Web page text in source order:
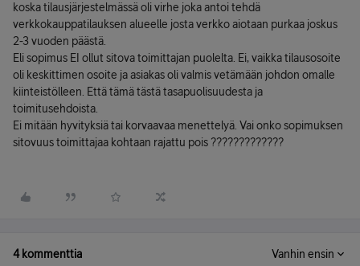
koska tilausjärjestelmässä oli virhe joka antoi tehdä
verkkokauppatilauksen alueelle josta verkko aiotaan purkaa joskus
2-3 vuoden päästä.
Eli sopimus EI ollut sitova toimittajan puolelta. Ei, vaikka tilausosoite
oli keskittimen osoite ja asiakas oli valmis vetämään johdon omalle
kiinteistölleen. Että tämä tästä tasapuolisuudesta ja
toimitusehdoista.
Ei mitään hyvityksiä tai korvaavaa menettelyä. Vai onko sopimuksen
sitovuus toimittajaa kohtaan rajattu pois ?????????????
4 kommenttia Vanhin ensin